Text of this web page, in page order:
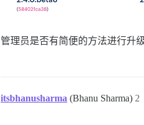
管理员是否有简便的方法进行升
itsbhanusharma (Bhanu Sharma) 2